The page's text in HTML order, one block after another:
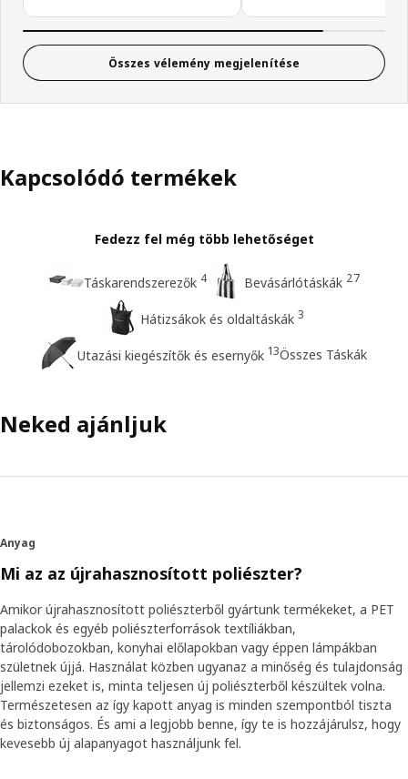
Összes vélemény megjelenítése
Kapcsolódó termékek
Fedezz fel még több lehetőséget
Táskarendszerezők 4 Bevásárlótáskák 27
Hátizsákok és oldaltáskák 3
Utazási kiegészítők és esernyők 13Összes Táskák
Neked ajánljuk
Anyag
Mi az az újrahasznosított poliészter?
Amikor újrahasznosított poliészterből gyártunk termékeket, a PET
palackok és egyéb poliészterforrások textíliákban,
tárolódobozokban, konyhai előlapokban vagy éppen lámpákban
születnek újjá. Használat közben ugyanaz a minőség és tulajdonság
jellemzi ezeket is, minta teljesen új poliészterből készültek volna.
Természetesen az így kapott anyag is minden szempontból tiszta
és biztonságos. És ami a legjobb benne, így te is hozzájárulsz, hogy
kevesebb új alapanyagot használjunk fel.